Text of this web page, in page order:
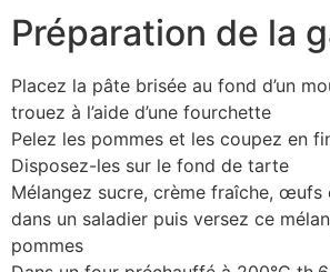
Préparation de la
Placez la pâte brisée au fond d’un
trouez à l’aide d’une fourchette
Pelez les pommes et les coupez en
Disposez-les sur le fond de tarte
Mélangez sucre, crème fraîche, œufs
dans un saladier puis versez ce
pommes